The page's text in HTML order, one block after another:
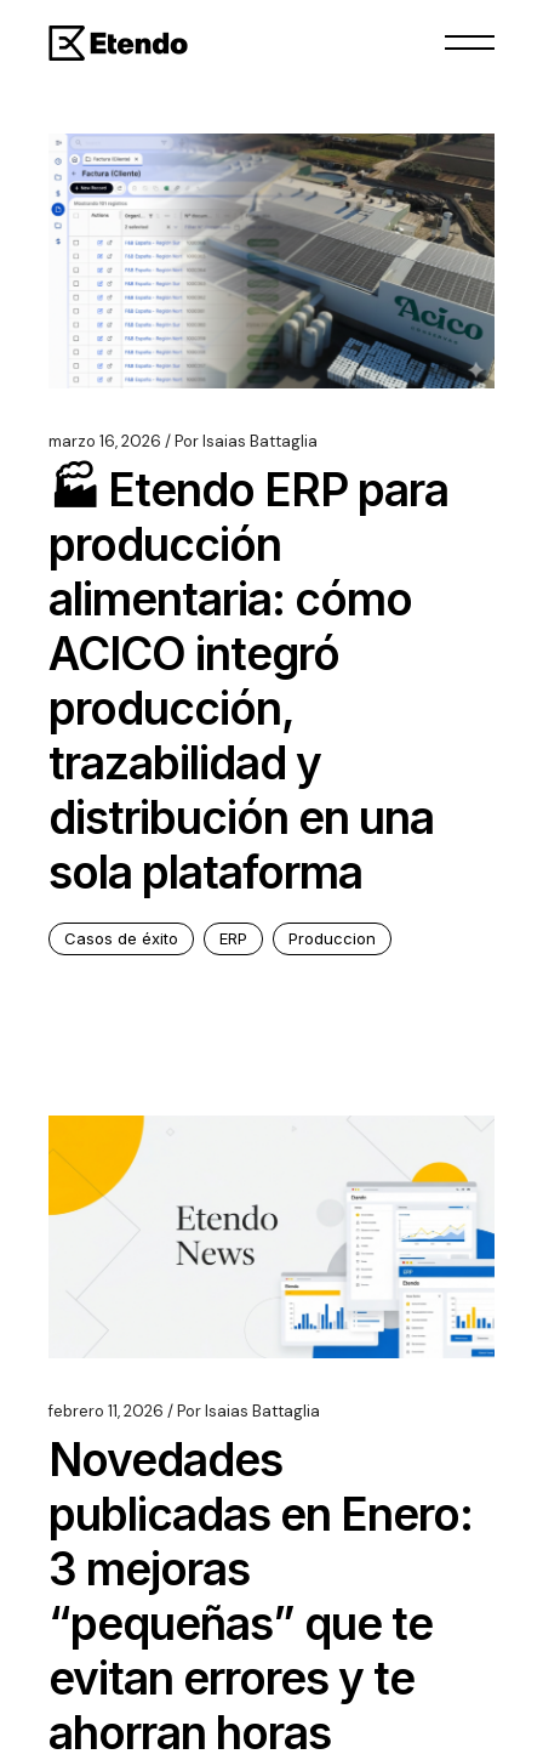
marzo 16, 2026 PorIsaias Battaglia
🏭 Etendo ERP para
producción
alimentaria: cómo
ACICO integró
producción,
trazabilidad y
distribución en una
sola plataforma
Casos de éxito ERP Produccion
febrero 11, 2026 PorIsaias Battaglia
Novedades
publicadas en Enero:
3 mejoras
“pequeñas” que te
evitan errores y te
ahorran horas